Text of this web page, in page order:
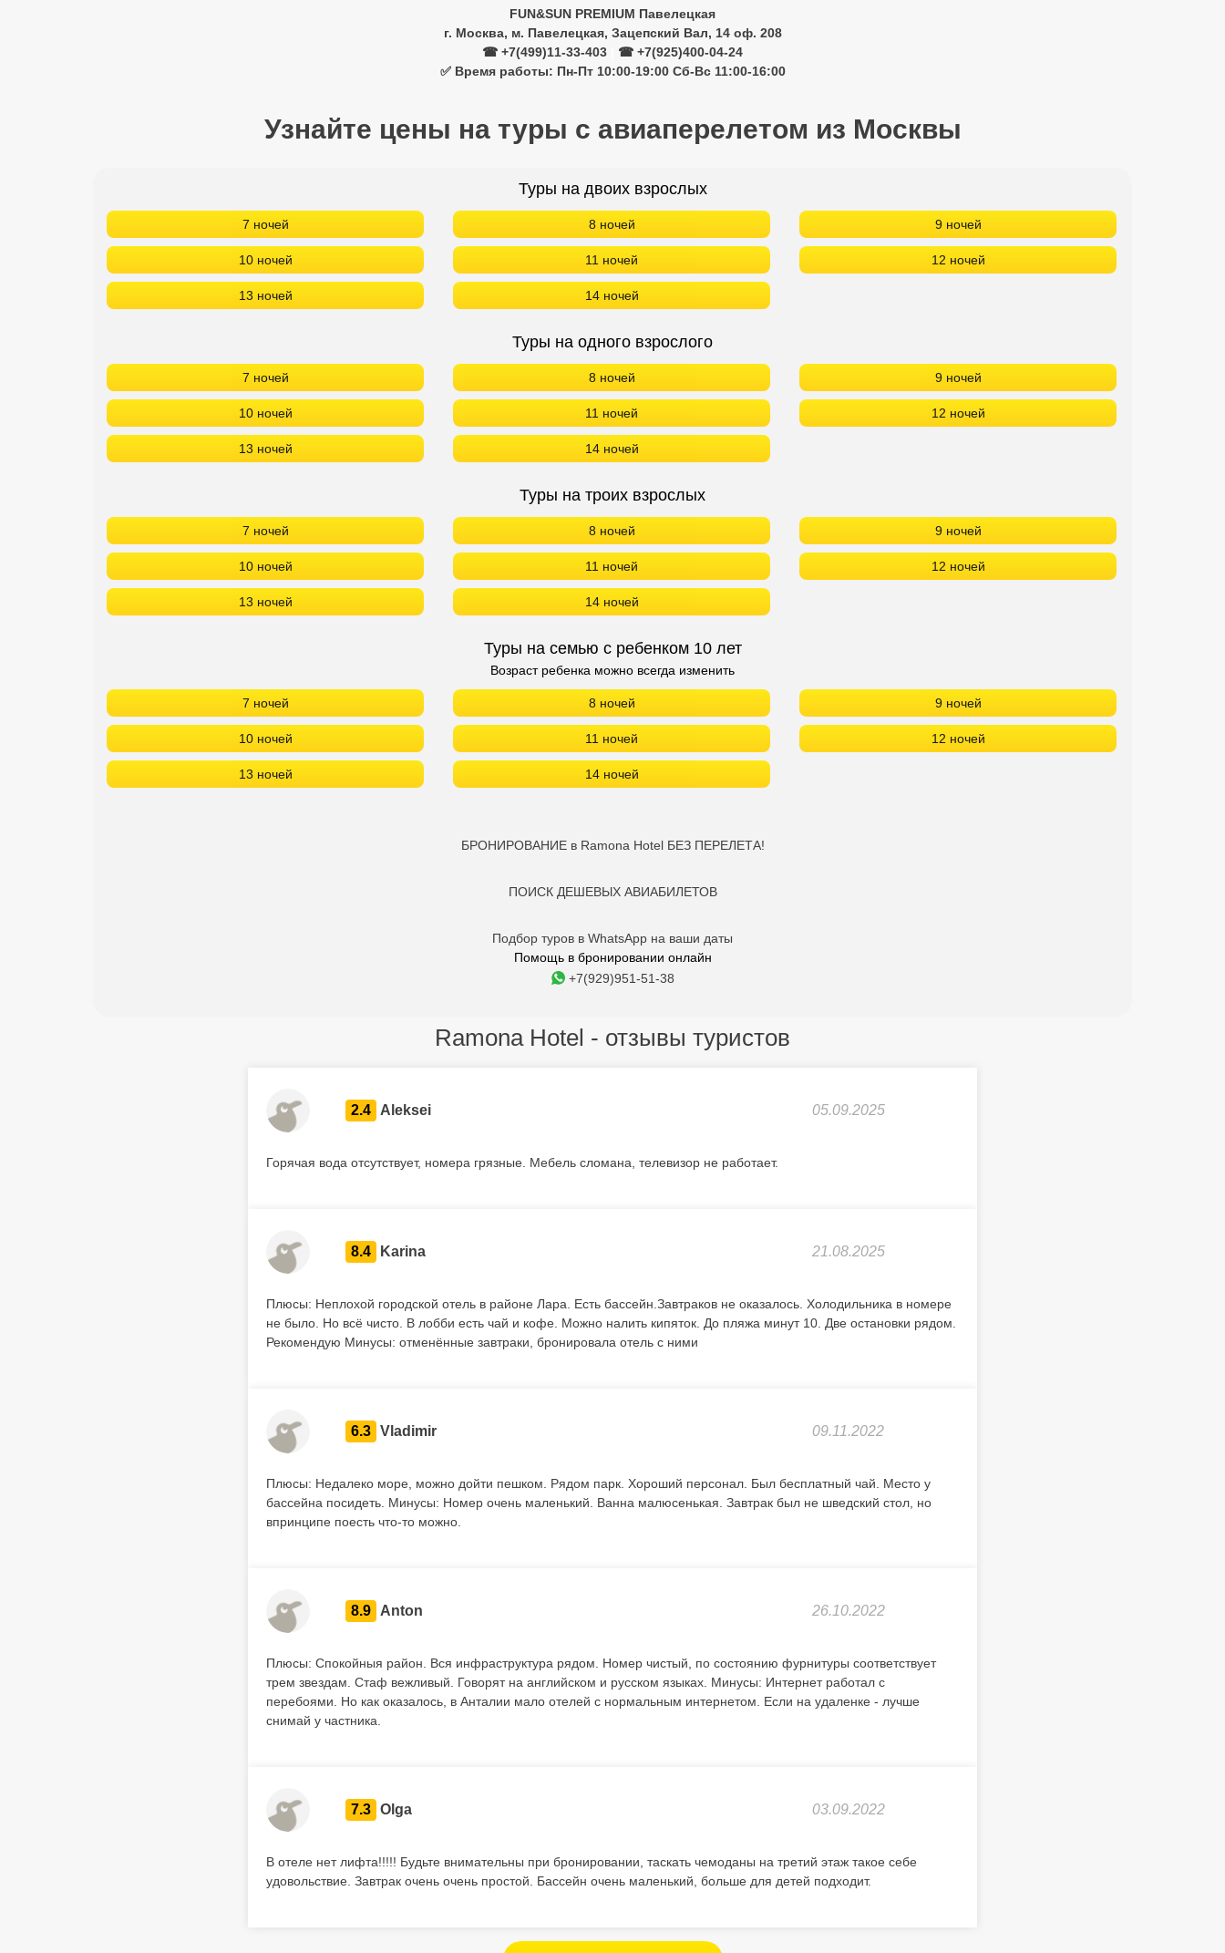
FUN&SUN PREMIUM Павелецкая
г. Москва, м. Павелецкая, Зацепский Вал, 14 оф. 208
☎ +7(499)11-33-403
☎ +7(925)400-04-24
✅ Время работы: Пн-Пт 10:00-19:00 Сб-Вс 11:00-16:00
Узнайте цены на туры с авиаперелетом из Москвы
Туры на двоих взрослых
7 ночей 8 ночей 9 ночей
10 ночей 11 ночей 12 ночей
13 ночей 14 ночей
Туры на одного взрослого
7 ночей 8 ночей 9 ночей
10 ночей 11 ночей 12 ночей
13 ночей 14 ночей
Туры на троих взрослых
7 ночей 8 ночей 9 ночей
10 ночей 11 ночей 12 ночей
13 ночей 14 ночей
Туры на семью с ребенком 10 лет
Возраст ребенка можно всегда изменить
7 ночей 8 ночей 9 ночей
10 ночей 11 ночей 12 ночей
13 ночей 14 ночей
БРОНИРОВАНИЕ в Ramona Hotel БЕЗ ПЕРЕЛЕТА!
ПОИСК ДЕШЕВЫХ АВИАБИЛЕТОВ
Подбор туров в WhatsApp на ваши даты
Помощь в бронировании онлайн
+7(929)951-51-38
Ramona Hotel - отзывы туристов
2.4 Aleksei 05.09.2025
Горячая вода отсутствует, номера грязные. Мебель сломана, телевизор не работает.
8.4 Karina 21.08.2025
Плюсы: Неплохой городской отель в районе Лара. Есть бассейн.Завтраков не оказалось. Холодильника в номере
не было. Но всё чисто. В лобби есть чай и кофе. Можно налить кипяток. До пляжа минут 10. Две остановки рядом.
Рекомендую Минусы: отменённые завтраки, бронировала отель с ними
6.3 Vladimir 09.11.2022
Плюсы: Недалеко море, можно дойти пешком. Рядом парк. Хороший персонал. Был бесплатный чай. Место у
бассейна посидеть. Минусы: Номер очень маленький. Ванна малюсенькая. Завтрак был не шведский стол, но
впринципе поесть что-то можно.
8.9 Anton 26.10.2022
Плюсы: Спокойныя район. Вся инфраструктура рядом. Номер чистый, по состоянию фурнитуры соответствует
трем звездам. Стаф вежливый. Говорят на английском и русском языках. Минусы: Интернет работал с
перебоями. Но как оказалось, в Анталии мало отелей с нормальным интернетом. Если на удаленке - лучше
снимай у частника.
7.3 Olga 03.09.2022
В отеле нет лифта!!!!! Будьте внимательны при бронировании, таскать чемоданы на третий этаж такое себе
удовольствие. Завтрак очень очень простой. Бассейн очень маленький, больше для детей подходит.
Сетевые отели Бали
Сетевые отели Сейшел
Сетевые отели Маврикия